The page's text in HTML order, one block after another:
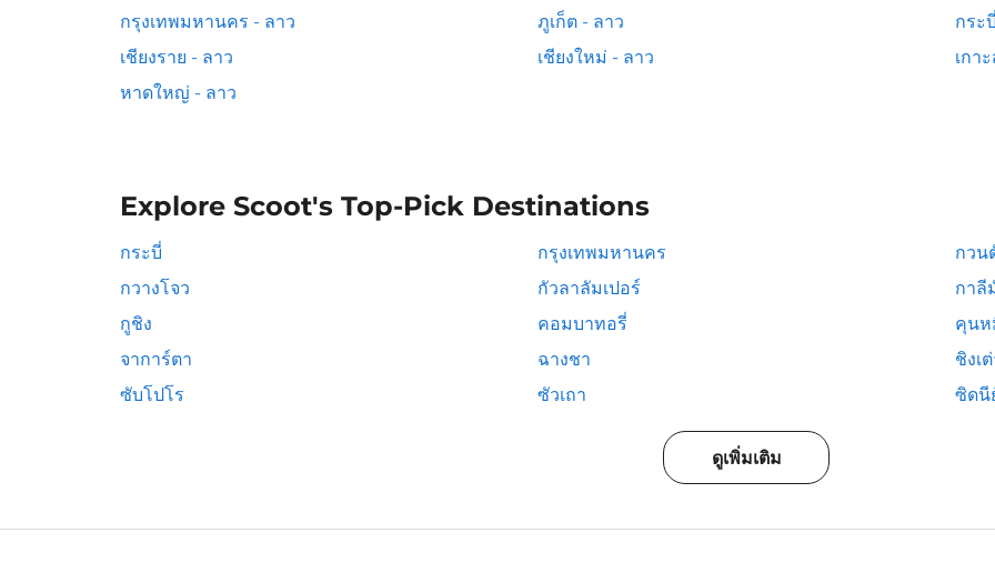
กรุงเทพมหานคร - ลาว ภูเก็ต - ลาว
กระ
เชียงราย - ลาว
เชียงใหม่ - ลาว
เกา
หาดใหญ่ - ลาว
Explore Scoot's Top-Pick Destinations
กระบี่ กรุงเทพมหานคร
กวน
กวางโจว
กัวลาลัมเปอร์
กาลี
กูชิง
คอมบาทอรี่
คุนห
จาการ์ตา
ฉางชา
ชิงเ
ซับโปโร
ซัวเถา ซิดนี
ดูเพิ่มเติม